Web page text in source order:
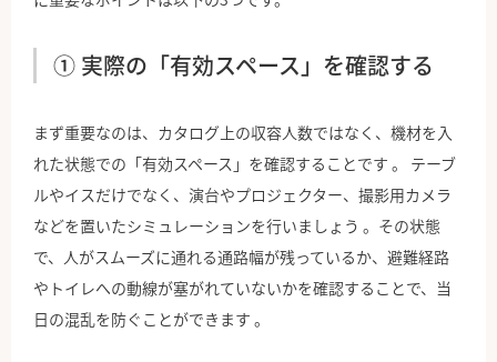
① 実際の「有効スペース」を確認する
まず重要なのは、カタログ上の収容人数ではなく、機材を入
れた状態での「有効スペース」を確認することです 。 テーブ
ルやイスだけでなく、演台やプロジェクター、撮影用カメラ
などを置いたシミュレーションを行いましょう 。その状態
で、人がスムーズに通れる通路幅が残っているか、避難経路
やトイレへの動線が塞がれていないかを確認することで、当
日の混乱を防ぐことができます 。